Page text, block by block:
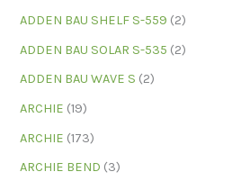
ADDEN BAU SHELF S-559 (2)
ADDEN BAU SOLAR S-535 (2)
ADDEN BAU WAVE S (2)
ARCHIE (19)
ARCHIE (173)
ARCHIE BEND (3)